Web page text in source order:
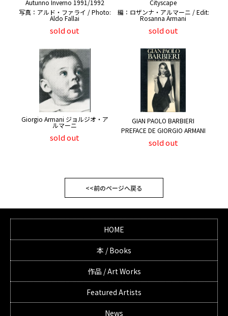
Autunno Inverno 1991/1992
写真：アルド・ファライ / Photo:
Aldo Fallai
sold out
Cityscape
編：ロザンナ・アルマーニ / Edit:
Rosanna Armani
sold out
Giorgio Armani ジョルジオ・ア
ルマーニ
sold out
GIAN PAOLO BARBIERI
PREFACE DE GIORGIO ARMANI
sold out
<<前のページへ戻る
HOME
本 / Books
作品 / Art Works
Featured Artists
News